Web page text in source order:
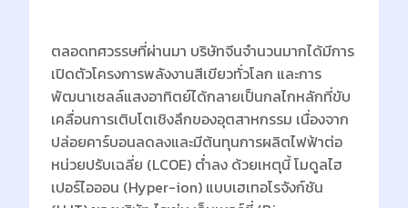
ตลอดทศวรรษที่ผ่านมา บริษัทจีนจำนวนมากได้มีการ
เปิดตัวโครงการพลังงานสีเขียวทั่วโลก และการ
พัฒนาเซลล์แสงอาทิตย์ได้กลายเป็นกลไกหลักที่ขับ
เคลื่อนการเติบโตเชิงลึกของอุตสาหกรรม เนื่องจาก
ปล่อยคาร์บอนลดลงและมีต้นทุนการผลิตไฟฟ้าต่อ
หน่วยปรับเฉลี่ย (LCOE) ต่ำลง ด้วยเหตุนี้ โมดูลไฮ
เปอร์ไอออน (Hyper-ion) แบบเฮเทอโรจังก์ชัน